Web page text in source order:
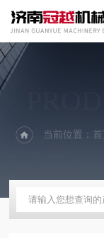
当前位置：